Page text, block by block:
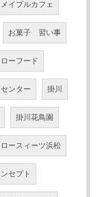
メイプルカフェ
お菓子 習い事
ローフード
ンター 掛川
掛川花鳥園
ロースィーツ浜松
ンセプト